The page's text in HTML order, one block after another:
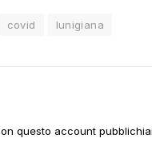
covid lunigiana
questo account